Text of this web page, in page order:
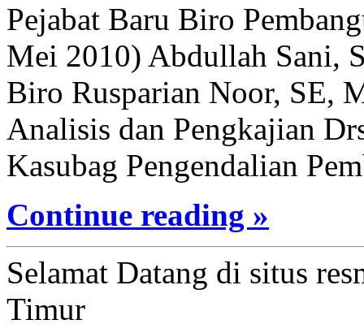
Pejabat Baru Biro
Mei 2010) Abdullah Sani,
Biro Rusparian Noor, SE,
Analisis dan Pengkajian
Kasubag Pengendalian
Continue reading »
Selamat Datang di situs
Timur